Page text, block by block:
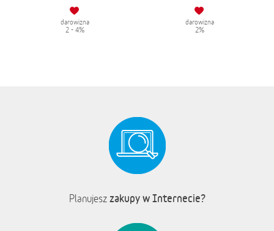
darowizna
2 - 4%
darowizna
2%
Planujesz zakupy w Internecie?